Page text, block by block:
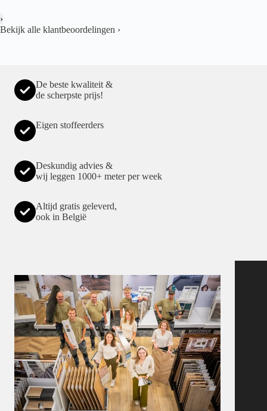
›
Bekijk alle klantbeoordelingen ›
De beste kwaliteit &
de scherpste prijs!
Eigen stoffeerders
Deskundig advies &
wij leggen 1000+ meter per week
Altijd gratis geleverd,
ook in België